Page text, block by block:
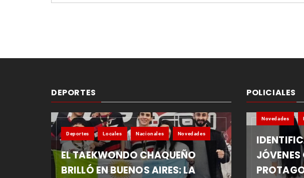
DEPORTES
Deportes Locales Nacionales Novedades
EL TAEKWONDO CHAQUEÑO
BRILLÓ EN BUENOS AIRES: LA
POLICIALES
Novedades
JÓVENES